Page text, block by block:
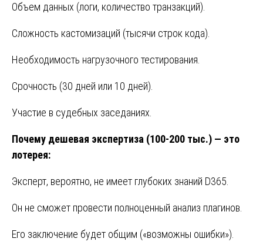
Объем данных (логи, количество транзакций).
Сложность кастомизаций (тысячи строк кода).
Необходимость нагрузочного тестирования.
Срочность (30 дней или 10 дней).
Участие в судебных заседаниях.
Почему дешевая экспертиза (100-200 тыс.) — это
лотерея:
Эксперт, вероятно, не имеет глубоких знаний D365.
Он не сможет провести полноценный анализ плагинов.
Его заключение будет общим («возможны ошибки»).